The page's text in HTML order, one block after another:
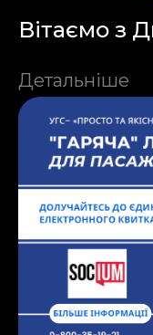
Вітаємо з
Детальніше